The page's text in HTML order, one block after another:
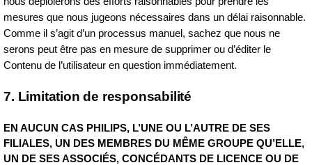
mesures que nous jugeons nécessaires dans un délai raisonnable.
Comme il s’agit d’un processus manuel, sachez que nous ne
serons peut être pas en mesure de supprimer ou d’éditer le
Contenu de l’utilisateur en question immédiatement.
7. Limitation de responsabilité
EN AUCUN CAS PHILIPS, L’UNE OU L’AUTRE DE SES
FILIALES, UN DES MEMBRES DU MÊME GROUPE QU’ELLE,
UN DE SES ASSOCIÉS, CONCÉDANTS DE LICENCE OU DE